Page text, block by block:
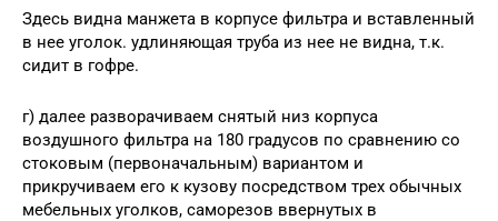
Здесь видна манжета в корпусе фильтра и вставленный
в нее уголок. удлиняющая труба из нее не видна, т.к.
сидит в гофре.
г) далее разворачиваем снятый низ корпуса
воздушного фильтра на 180 градусов по сравнению со
стоковым (первоначальным) вариантом и
прикручиваем его к кузову посредством трех обычных
мебельных уголков, саморезов ввернутых в